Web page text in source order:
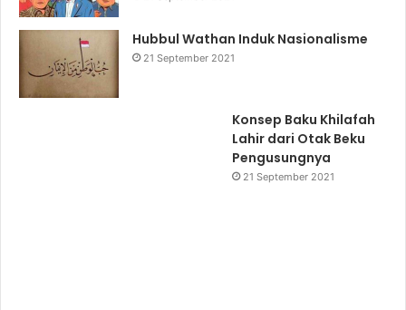
Hubbul Wathan Induk Nasionalisme
21 September 2021
Konsep Baku Khilafah
Lahir dari Otak Beku
Pengusungnya
21 September 2021